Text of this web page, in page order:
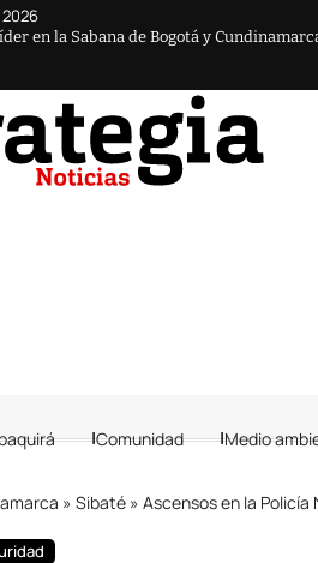
en la Sabana de Bogotá y
Comunidad Medio
» Sibaté » Ascensos en la